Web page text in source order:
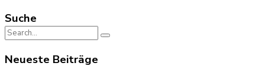
Suche
Search
Neueste Beiträge